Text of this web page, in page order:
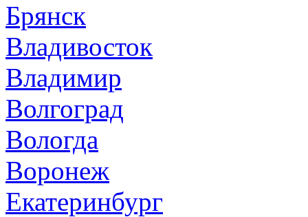
Брянск
Владивосток
Владимир
Волгоград
Вологда
Воронеж
Екатеринбург